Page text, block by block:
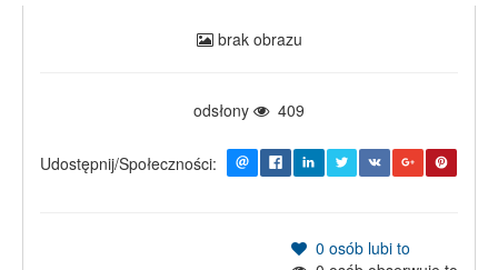
brak obrazu
odsłony 409
Udostępnij/Społeczności:
0 osób lubi to